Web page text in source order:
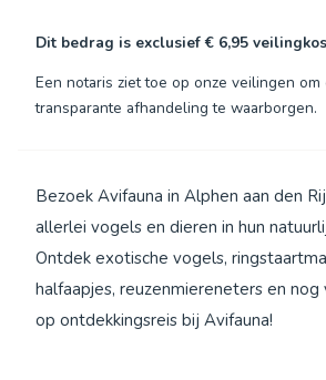
Dit bedrag is exclusief€ 6,95
Een notaris ziet toe op onze veilingen
transparante afhandeling te waarborgen.
Bezoek Avifauna in Alphen aan den
allerlei vogels en dieren in hun
Ontdek exotische vogels,
halfaapjes, reuzenmiereneters en
op ontdekkingsreis bij Avifauna!